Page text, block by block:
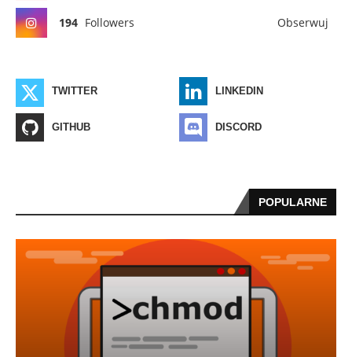
194 Followers Obserwuj
TWITTER LINKEDIN
GITHUB DISCORD
POPULARNE